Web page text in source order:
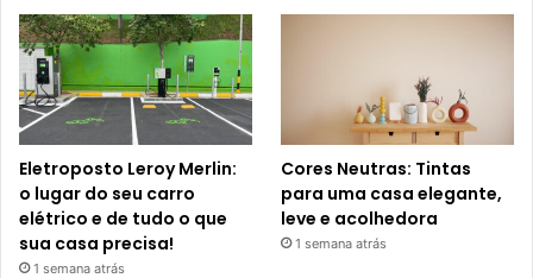
Eletroposto Leroy Merlin:
o lugar do seu carro
elétrico e de tudo o que
sua casa precisa!
1 semana atrás
Cores Neutras: Tintas
para uma casa elegante,
leve e acolhedora
1 semana atrás